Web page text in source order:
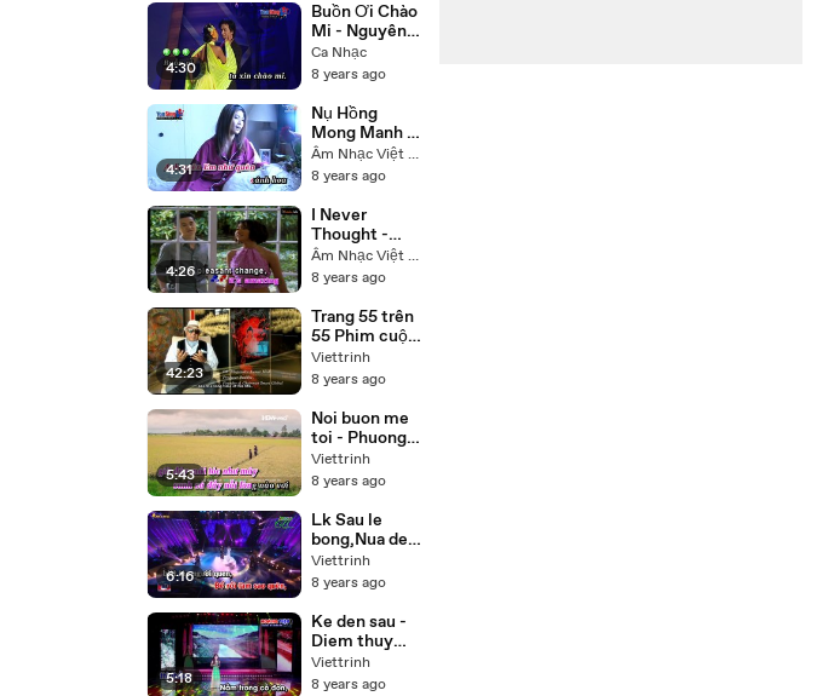
4:30
Buồn Ơi Chào
Mi - Nguyên
Hưng
Ca Nhạc
8 years ago
4:31
Nụ Hồng
Mong Manh -
Tú Quyên
Âm Nhạc Việt Nam
8 years ago
4:26
I Never
Thought -
Nhạc Ngoại -
Trish Thùy
Âm Nhạc Việt Nam
8 years ago
42:23
Trang 55 trên
55 Phim cuộc
đời Đức Phật
Thích Ca
tiếng 55 tập
trọn bộ
Viettrinh
8 years ago
5:43
Noi buon me
toi - Phuong
my chi,Thuy
duong Beat
Viettrinh
8 years ago
6:16
Lk Sau le
bong,Nua dem
ngoai pho -
Cong
nhan Karaoke
Viettrinh
8 years ago
5:18
Ke den sau -
Diem thuy
Karaoke
Viettrinh
8 years ago